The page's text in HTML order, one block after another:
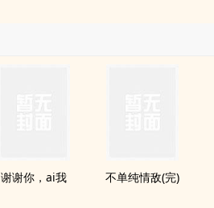
谢谢你，ai我 不单纯情敌(完)